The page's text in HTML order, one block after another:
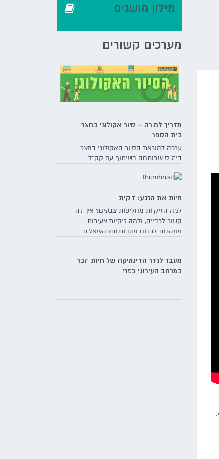
מילון מושגים
מערכים קשורים
מדריך למורה – סיור אקולוגי בחצר
בית הספר
ערכה להוראת הסיור האקולוגי בחצר
ביה"ס שפותחה בשיתוף עם קק"ל
חיות את הרגע: זיקית
למה הזיקיות מחליפות צבעים? איך זה
קשור לרבייה, ולמה זיקיות צעירות
ממהרות לברוח מהבוגרות? השאלות
מעבר לגדר הדינמיקה של חיות הבר
במרחב העירוני כפרי